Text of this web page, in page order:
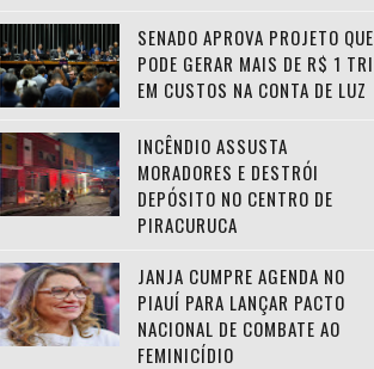
SENADO APROVA PROJETO QUE
PODE GERAR MAIS DE R$ 1 TRI
EM CUSTOS NA CONTA DE LUZ
INCÊNDIO ASSUSTA
MORADORES E DESTRÓI
DEPÓSITO NO CENTRO DE
PIRACURUCA
JANJA CUMPRE AGENDA NO
PIAUÍ PARA LANÇAR PACTO
NACIONAL DE COMBATE AO
FEMINICÍDIO